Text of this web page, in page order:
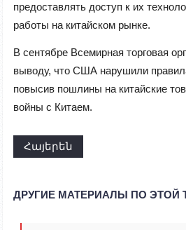
предоставлять доступ к их
работы на китайском рынке.
В сентябре Всемирная торговая
выводу, что США нарушили
повысив пошлины на китайские
войны с Китаем.
Հայերեն
ДРУГИЕ МАТЕРИАЛЫ ПО ЭТОЙ